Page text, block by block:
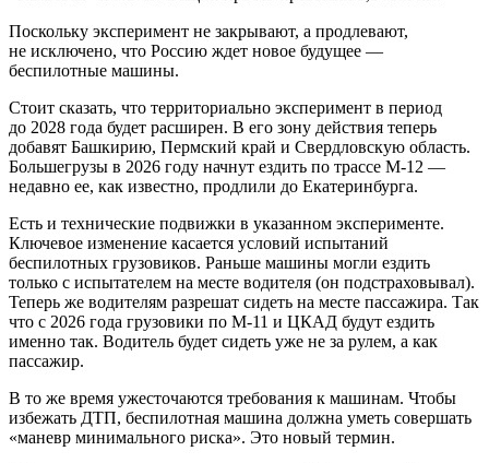
Поскольку эксперимент не закрывают, а продлевают,
не исключено, что Россию ждет новое будущее —
беспилотные машины.
Стоит сказать, что территориально эксперимент в период
до 2028 года будет расширен. В его зону действия теперь
добавят Башкирию, Пермский край и Свердловскую область.
Большегрузы в 2026 году начнут ездить по трассе М-12 —
недавно ее, как известно, продлили до Екатеринбурга.
Есть и технические подвижки в указанном эксперименте.
Ключевое изменение касается условий испытаний
беспилотных грузовиков. Раньше машины могли ездить
только с испытателем на месте водителя (он подстраховывал).
Теперь же водителям разрешат сидеть на месте пассажира. Так
что с 2026 года грузовики по М-11 и ЦКАД будут ездить
именно так. Водитель будет сидеть уже не за рулем, а как
пассажир.
В то же время ужесточаются требования к машинам. Чтобы
избежать ДТП, беспилотная машина должна уметь совершать
«маневр минимального риска». Это новый термин.